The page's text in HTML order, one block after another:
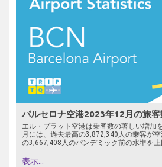
バルセロナ空港2023年12月の旅
エル・プラット空港は乗客数の著しい増加
月には、過去最高の3,872,340人の乗客が
の3,667,408人のパンデミック前の水準を上
表示...